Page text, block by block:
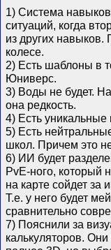
1) Система
ситуаций, когда
из других навыков.
колесе.
2) Есть шаблоны в
Юниверс.
3) Воды не будет.
она редкость.
4) Есть
5) Есть
школ. Причем это
6) ИИ будет
PvE-ного, который
на карте сойдет за
Т.е. у него будет
сравнительно
7) Пояснили за
калькуляторов.